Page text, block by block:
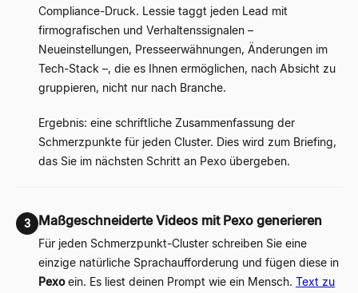
Compliance-Druck. Lessie taggt jeden Lead mit
firmografischen und Verhaltenssignalen –
Neueinstellungen, Presseerwähnungen, Änderungen im
Tech-Stack –, die es Ihnen ermöglichen, nach Absicht zu
gruppieren, nicht nur nach Branche.
Ergebnis: eine schriftliche Zusammenfassung der
Schmerzpunkte für jeden Cluster. Dies wird zum Briefing,
das Sie im nächsten Schritt an Pexo übergeben.
3 Maßgeschneiderte Videos mit Pexo generieren
Für jeden Schmerzpunkt-Cluster schreiben Sie eine
einzige natürliche Sprachaufforderung und fügen diese in
Pexo ein. Es liest deinen Prompt wie ein Mensch. Text zu